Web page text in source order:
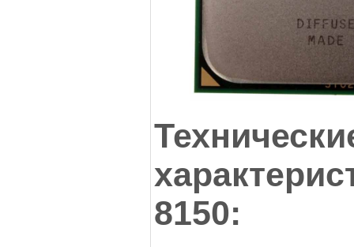
8150: